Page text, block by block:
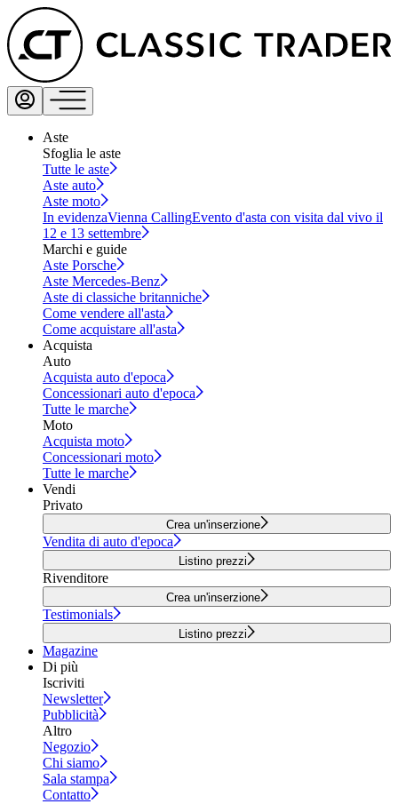
Aste
Sfoglia le aste
Tutte le aste
Aste auto
Aste moto
In evidenzaVienna CallingEvento d'asta con visita dal vivo il
12 e 13 settembre
Marchi e guide
Aste Porsche
Aste Mercedes-Benz
Aste di classiche britanniche
Come vendere all'asta
Come acquistare all'asta
Acquista
Auto
Acquista auto d'epoca
Concessionari auto d'epoca
Tutte le marche
Moto
Acquista moto
Concessionari moto
Tutte le marche
Vendi
Privato
Crea un'inserzione
Vendita di auto d'epoca
Listino prezzi
Rivenditore
Crea un'inserzione
Testimonials
Listino prezzi
Magazine
Di più
Iscriviti
Newsletter
Pubblicità
Altro
Negozio
Chi siamo
Sala stampa
Contatto